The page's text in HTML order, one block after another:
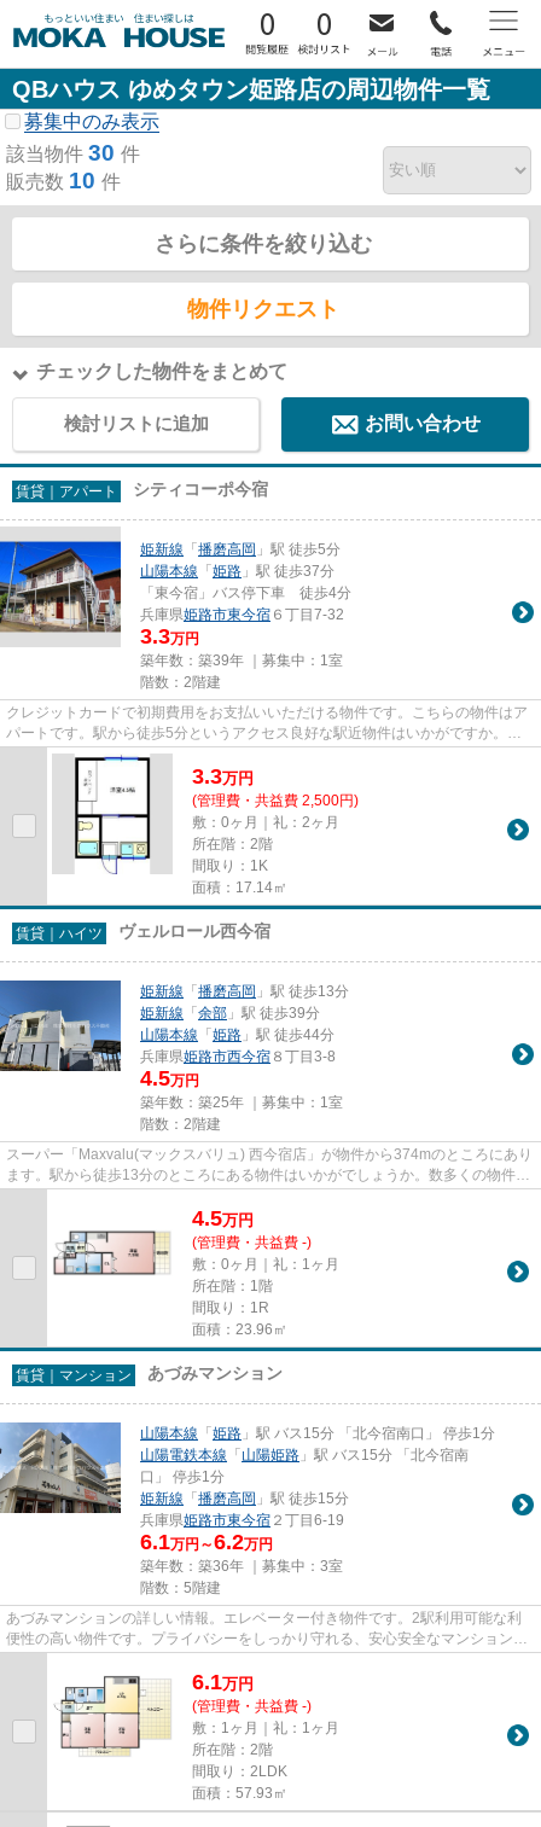
0 0
QBハウス ゆめタウン姫路店の周辺物件一覧
募集中のみ表示
該当物件 30 件
販売数 10 件
さらに条件を絞り込む
物件リクエスト
チェックした物件をまとめて
検討リストに追加 お問い合わせ
賃貸｜アパート シティコーポ今宿
姫新線 「播磨高岡 」駅 徒歩5分
山陽本線 「姫路 」駅 徒歩37分
「東今宿」バス停下車 徒歩4分
兵庫県姫路市東今宿 ６丁目7-32
3.3万円
築年数：築39年 ｜募集中： 1室
階数：2階建
クレジットカードで初期費用をお支払いいただける物件です。こちらの物件はア
パートです。駅から徒歩5分というアクセス良好な駅近物件はいかがですか。最
上階の物件です。当社スタッフ...
3.3万円
(管理費・共益費 2,500円)
敷：0ヶ月｜礼：2ヶ月
所在階：2階
間取り：1K
面積：17.14㎡
賃貸｜ハイツ ヴェルロール西今宿
姫新線 「播磨高岡 」駅 徒歩13分
姫新線 「余部 」駅 徒歩39分
山陽本線 「姫路 」駅 徒歩44分
兵庫県姫路市西今宿 ８丁目3-8
4.5万円
築年数：築25年 ｜募集中： 1室
階数：2階建
スーパー「Maxvalu(マックスバリュ) 西今宿店」が物件から374mのところにあり
ます。駅から徒歩13分のところにある物件はいかがでしょうか。数多くの物件を
ご用意しております。お客様...
4.5万円
(管理費・共益費 -)
敷：0ヶ月｜礼：1ヶ月
所在階：1階
間取り：1R
面積：23.96㎡
賃貸｜マンション あづみマンション
山陽本線 「姫路 」駅 バス15分 「北今宿南口」 停歩1分
山陽電鉄本線 「山陽姫路 」駅 バス15分 「北今宿南
口」 停歩1分
姫新線 「播磨高岡 」駅 徒歩15分
兵庫県姫路市東今宿 ２丁目6-19
6.1万円～6.2万円
築年数：築36年 ｜募集中： 3室
階数：5階建
あづみマンションの詳しい情報。エレベーター付き物件です。2駅利用可能な利
便性の高い物件です。プライバシーをしっかり守れる、安心安全なマンションで
す。姫路市エリアと姫新線播磨...
6.1万円
(管理費・共益費 -)
敷：1ヶ月｜礼：1ヶ月
所在階：2階
間取り：2LDK
面積：57.93㎡